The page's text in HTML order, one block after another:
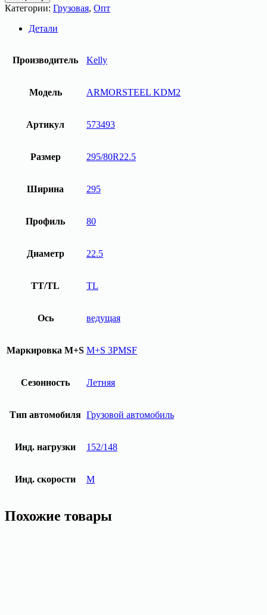
Грузовая
шина
295/80R22.5
ARMORSTEEL
152/148M
M+S
Категории: Грузовая, Опт
Детали
Производитель Kelly
Модель ARMORSTEEL KDM2
Артикул 573493
Размер 295/80R22.5
Ширина 295
Профиль 80
Диаметр 22.5
TT/TL TL
Ось ведущая
Маркировка M+S M+S 3PMSF
Сезонность Летняя
Тип автомобиля Грузовой автомобиль
Инд. нагрузки 152/148
Инд. скорости M
Похожие товары